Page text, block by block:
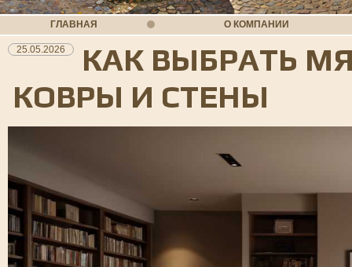
ГЛАВНАЯ О КОМПАНИИ
25.05.2026
КАК ВЫБРАТЬ
КОВРЫ И СТЕНЫ